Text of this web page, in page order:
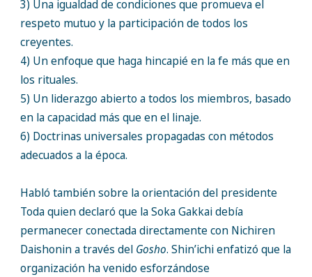
3) Una igualdad de condiciones que promueva el
respeto mutuo y la participación de todos los
creyentes.
4) Un enfoque que haga hincapié en la fe más que en
los rituales.
5) Un liderazgo abierto a todos los miembros, basado
en la capacidad más que en el linaje.
6) Doctrinas universales propagadas con métodos
adecuados a la época.
Habló también sobre la orientación del presidente
Toda quien declaró que la Soka Gakkai debía
permanecer conectada directamente con Nichiren
Daishonin a través del Gosho. Shin’ichi enfatizó que la
organización ha venido esforzándose